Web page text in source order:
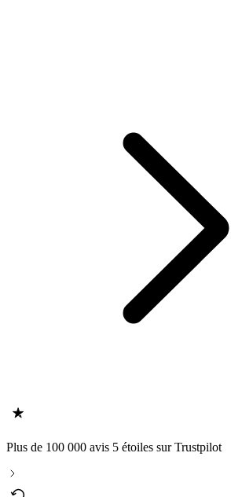
Plus de 100 000 avis 5 étoiles sur Trustpilot